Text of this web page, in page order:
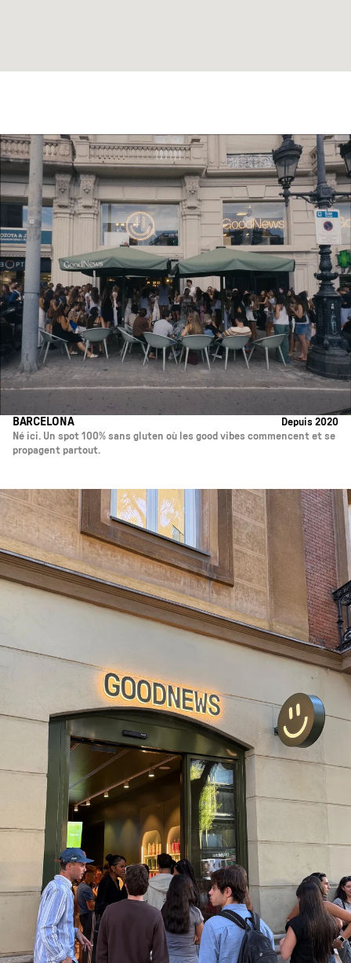
BARCELONA
Depuis 2020
Né ici. Un spot 100% sans gluten où les good vibes commencent et se
propagent partout.